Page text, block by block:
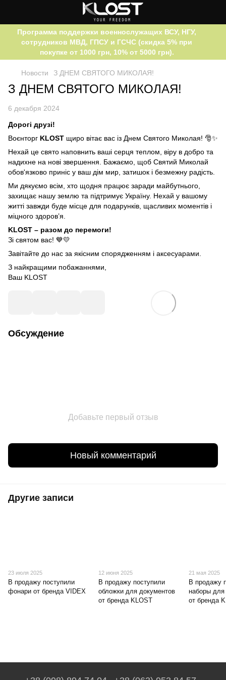
Программа поддержки военнослужащих ВСУ, НГУ,
сотрудников МВД, ГПСУ и ГСЧС (скидка 5% при
покупке от 1000 грн, 10% от 5000 грн).
Новости З ДНЕМ СВЯТОГО МИКОЛАЯ!
З ДНЕМ СВЯТОГО МИКОЛАЯ!
6 декабря 2024
Дорогі друзі!
Воєнторг KLOST щиро вітає вас із Днем Святого Миколая! 🎅✨
Нехай це свято наповнить ваші серця теплом, віру в добро та
надихне на нові звершення. Бажаємо, щоб Святий Миколай
обов'язково приніс у ваш дім мир, затишок і безмежну радість.
Ми дякуємо всім, хто щодня працює заради майбутнього,
захищає нашу землю та підтримує Україну. Нехай у вашому
житті завжди буде місце для подарунків, щасливих моментів і
міцного здоров’я.
KLOST – разом до перемоги!
Зі святом вас! 💙💛
Завітайте до нас за якісним спорядженням і аксесуарами.
З найкращими побажаннями,
Ваш KLOST
Обсуждение
Добавьте первый отзыв
Новый комментарий
Другие записи
23 июля 2025
В продажу поступили
фонари от бренда VIDEX
12 июня 2025
В продажу поступили
обложки для документов
от бренда KLOST
21 мая 2025
В продажу
наборы для
от бренда